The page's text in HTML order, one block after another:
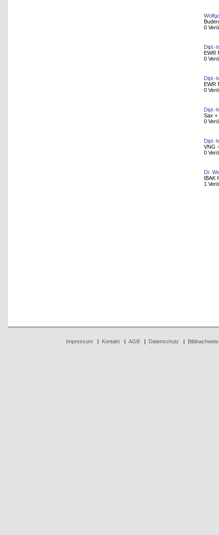
0
Dipl.-
EWR
0
Dipl.-
EWR
0
Dipl.-
Sax +
0
Dipl.-
VNG
0
Dr.
IBAK
1
Impressum| Kontakt| AGB| Datenschutz Bildnachweis